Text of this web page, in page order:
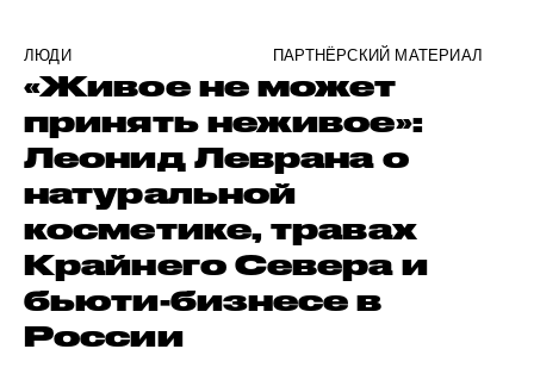
ЛЮДИ ПАРТНЁРСКИЙ МАТЕРИАЛ
«Живое не может
принять неживое»:
Леонид Леврана о
натуральной
косметике, травах
Крайнего Севера и
бьюти-бизнесе в
России